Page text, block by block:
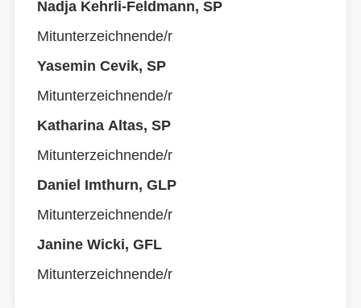
Nadja Kehrli-Feldmann, SP
Mitunterzeichnende/r
Yasemin Cevik, SP
Mitunterzeichnende/r
Katharina Altas, SP
Mitunterzeichnende/r
Daniel Imthurn, GLP
Mitunterzeichnende/r
Janine Wicki, GFL
Mitunterzeichnende/r